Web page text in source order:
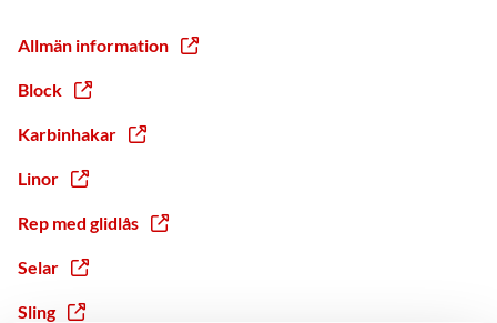
Allmän information
Block
Karbinhakar
Linor
Rep med glidlås
Selar
Sling